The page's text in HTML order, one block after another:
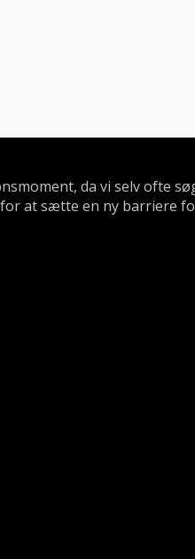
da vi selv ofte
at sætte en ny barriere